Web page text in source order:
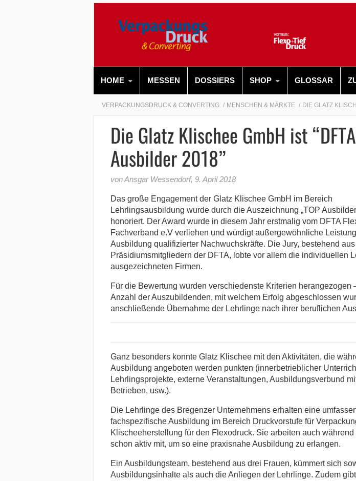
HOME MESSEN DOSSIERS SHOP GLOSSAR
VERPACKUNGSDRUCK & CONVERTING MENSCHEN & MÄRKTE DIE GLATZ
Die Glatz Klischee GmbH ist
Ausbilder 2018”
von Ansgar Wessendorf, 9. April 2018
Das große Engagement der Glatz Klischee GmbH im Bereich
Lehrlingsausbildung wurde durch die Auszeichnung „TOP
honoriert. Der Award wurde in diesem Jahr erstmalig vom DFTA
Fachverband e.V verliehen und würdigt außergewöhnliche
Ausbildung qualifizierter Nachwuchskräfte. Die Jury, bestehend aus
Präsidiumsmitgliedern der DFTA, lobte vor allem die individuellen
ausgezeichneten Firmen.
Für die Bewertung wurden verschiedenste Kriterien herangezogen
Anzahl der Auszubildenden, mit welchem Erfolg abgeschlossen
anschließende Übernahme der Lehrlinge nach ihrer beruflichen
Ganz besonders konnte Glatz Klischee mit den Aktivitäten, die
Ausbildung angeboten werden punkten (innerbetrieblicher
Lehrlingsprojekte, externe Veranstaltungen, Ausbildungsverbund
Betrieben, usw.).
Die Lehrlinge des Bregenzer Unternehmens erhalten eine
fachspezifische Ausbildung im Bereich Druckvorstufe für
Klischeeherstellung für den Flexodruck. Sie arbeiten auch während
schon aktiv mit, um so eine praxisnahe Ausbildung zu erlangen.
Ein Ausbildungsteam, bestehend aus drei Frauen, kümmert sich
Ausbildungsinhalte als auch die Anliegen der Lehrlinge. Zudem